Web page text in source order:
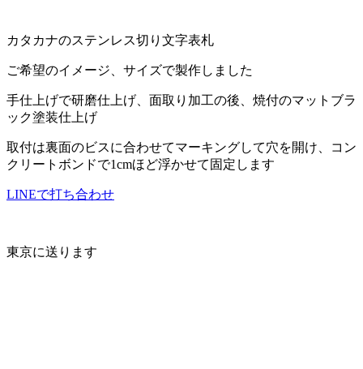
カタカナのステンレス切り文字表札
ご希望のイメージ、サイズで製作しました
手仕上げで研磨仕上げ、面取り加工の後、焼付のマットブラ
ック塗装仕上げ
取付は裏面のビスに合わせてマーキングして穴を開け、コン
クリートボンドで1cmほど浮かせて固定します
LINEで打ち合わせ
東京に送ります